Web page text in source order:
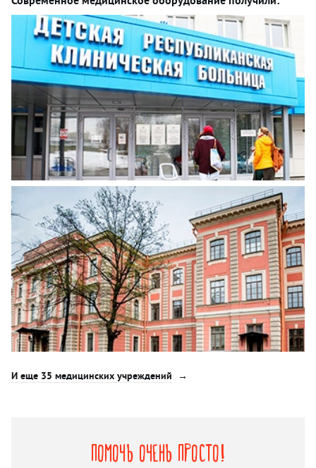
И еще 35 медицинских учреждений
Помочь очень просто!